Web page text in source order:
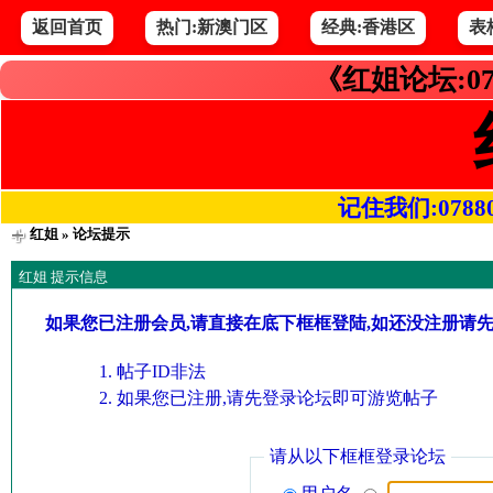
返回首页 热门:新澳门区 经典:香港区 表
《红姐论坛
记住我们
红姐» 论坛提示
红姐 提示信息
如果您已注册会员,请直接在底下框框登陆,如还没注册请
帖子ID非法
如果您已注册,请先登录论坛即可游览帖子
请从以下框框登录论坛